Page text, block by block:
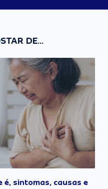
DE...
é, sintomas, causas e